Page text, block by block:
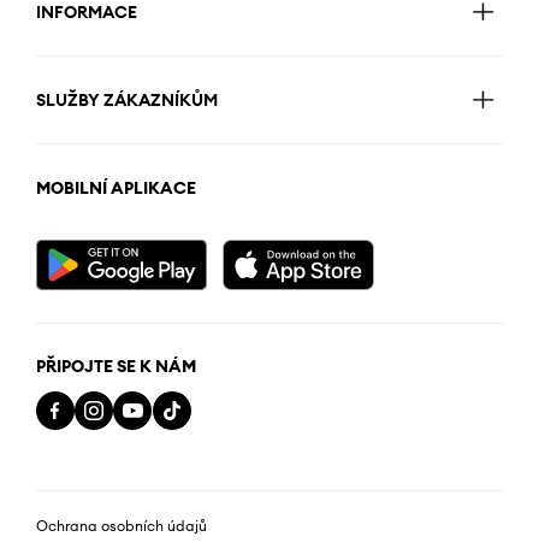
INFORMACE
SLUŽBY ZÁKAZNÍKŮM
MOBILNÍ APLIKACE
PŘIPOJTE SE K NÁM
Ochrana osobních údajů